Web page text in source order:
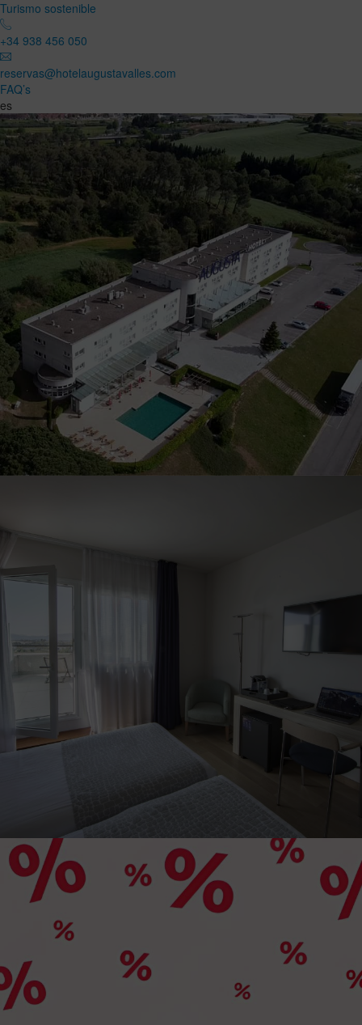
Turismo sostenible
+34 938 456 050
reservas@hotelaugustavalles.com
FAQ’s
es